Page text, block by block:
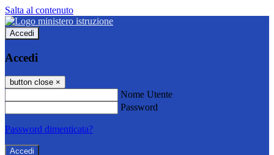
Salta al contenuto
Accedi
Accedi
button close ×
Nome Utente
Password
Password dimenticata?